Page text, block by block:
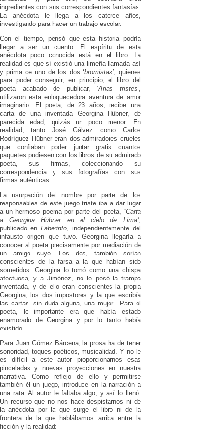
ingredientes con sus correspondientes fantasías.
La anécdota le llega a los catorce años,
investigando para hacer un trabajo escolar.
Con el tiempo, pensó que esta historia podría
llegar a ser un cuento. El espíritu de esta
anécdota poco conocida está en el libro. La
realidad es que sí existió una limeña llamada así
y prima de uno de los dos ‘bromistas’, quienes
para poder conseguir, en principio, el libro del
poeta acabado de publicar, ‘Arias tristes’,
utilizaron esta enloquecedora aventura de amor
imaginario. El poeta, de 23 años, recibe una
carta de una inventada Georgina Hübner, de
parecida edad, quizás un poco menor. En
realidad, tanto José Gálvez como Carlos
Rodríguez Hübner eran dos admiradores crueles
que confiaban poder juntar gratis cuantos
paquetes pudiesen con los libros de su admirado
poeta, sus firmas, coleccionando su
correspondencia y sus fotografías con sus
firmas auténticas.
La usurpación del nombre por parte de los
responsables de este juego triste iba a dar lugar
a un hermoso poema por parte del poeta, “Carta
a Georgina Hübner en el cielo de Lima”,
publicado en Laberinto, independientemente del
infausto origen que tuvo. Georgina llegaría a
conocer al poeta precisamente por mediación de
un amigo suyo. Los dos, también serían
conscientes de la farsa a la que habían sido
sometidos. Georgina lo tomó como una chispa
afectuosa, y a Jiménez, no le pesó la trampa
inventada, y de ello eran conscientes la propia
Georgina, los dos impostores y la que escribía
las cartas -sin duda alguna, una mujer-. Para el
poeta, lo importante era que había estado
enamorado de Georgina y por lo tanto había
existido.
Para Juan Gómez Bárcena, la prosa ha de tener
sonoridad, toques poéticos, musicalidad. Y no le
es difícil a este autor proporcionarnos esas
pinceladas y nuevas proyecciones en nuestra
narrativa. Como reflejo de ello y permitirse
también él un juego, introduce en la narración a
una rata. Al autor le faltaba algo, y así lo llenó.
Un recurso que no nos hace despistarnos ni de
la anécdota por la que surge el libro ni de la
frontera de la que hablábamos arriba entre la
ficción y la realidad: